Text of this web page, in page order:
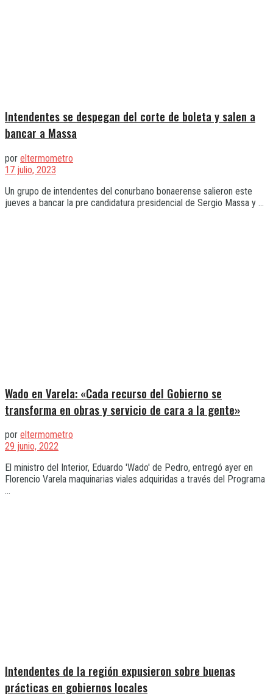
Intendentes se despegan del corte de boleta y salen a
bancar a Massa
por eltermometro
17 julio, 2023
Un grupo de intendentes del conurbano bonaerense salieron este
jueves a bancar la pre candidatura presidencial de Sergio Massa y ...
Wado en Varela: «Cada recurso del Gobierno se
transforma en obras y servicio de cara a la gente»
por eltermometro
29 junio, 2022
El ministro del Interior, Eduardo 'Wado' de Pedro, entregó ayer en
Florencio Varela maquinarias viales adquiridas a través del Programa
...
Intendentes de la región expusieron sobre buenas
prácticas en gobiernos locales